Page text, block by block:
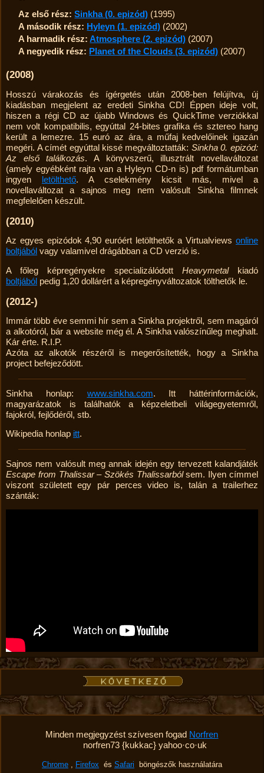
Az első rész:Sinkha (0. epizód) (1995)
A második rész: Hyleyn (1. epizód) (2002)
A harmadik rész:Atmosphere (2. epizód) (2007)
A negyedik rész: Planet of the Clouds (3. epizód) (2007)
(2008)
Hosszú várakozás és ígérgetés után 2008-ben felújítva, új
kiadásban megjelent az eredeti Sinkha CD! Éppen ideje volt,
hiszen a régi CD az újabb Windows és QuickTime verziókkal
nem volt kompatibilis, egyúttal 24-bites grafika és sztereo hang
került a lemezre. 15 euró az ára, a műfaj kedvelőinek igazán
megéri. A címét egyúttal kissé meg­változtatták: Sinkha 0. epizód:
Az első találkozás. A könyvszerű, illusztrált novella­változat
(amely egyéb­ként rajta van a Hyleyn CD-n is) pdf formá­tumban
ingyen
letölthető. A cselekmény kicsit más, mivel a
novellaváltozat a sajnos meg nem valósult Sinkha filmnek
megfelelően készült.
(2010)
Az egyes epizódok 4,90 euróért letölthetők a Virtualviews online
boltjából vagy valamivel drá­gábban a CD verzió is.
A főleg képregényekre specializálódott Heavymetalkiadó
boltjából pedig 1,20 dollárért a kép­regény­változatok tölthetők le.
(2012-)
Immár több éve semmi hír sem a Sinkha projektről, sem magáról
a alkotóról, bár a website még él. A Sinkha valószínűleg meghalt.
Kár érte. R.I.P.
Azóta az alkotók részéről is megerősítették, hogy a Sinkha
project befejeződött.
Sinkha honlap: www.sinkha.com. Itt háttér­információk,
magyarázatok is találhatók a képzelet­beli világegyetemről,
fajokról, fejlődéről, stb.
Wikipedia honlap itt.
Sajnos nem valósult meg annak idején egy tervezett kalandjáték
Escape from Thalissar – Szökés Thalissarbólsem. Ilyen címmel
viszont született egy pár perces video is, talán a trailerhez
szánták:
Minden megjegyzést szívesen fogad Norfren
norfren73 {kukkac} yahoo·co·uk
Chrome Firefox és Safari böngészők használatára